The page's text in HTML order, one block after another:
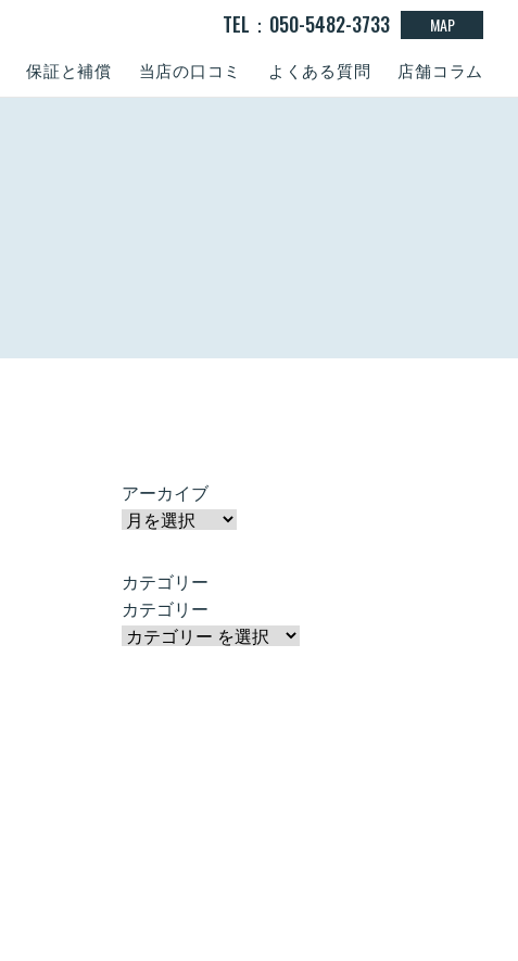
保証と補償 当店の口コミ よくある質問 店舗コラム
TEL：050-5482-3733 MAP
アーカイブ
カテゴリー
カテゴリー